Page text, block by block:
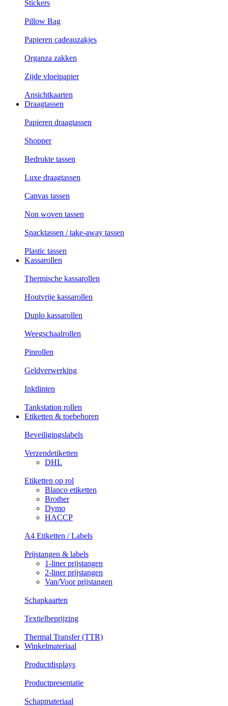
Stickers
Pillow Bag
Papieren cadeauzakjes
Organza zakken
Zijde vloeipapier
Ansichtkaarten
Draagtassen
Papieren draagtassen
Shopper
Bedrukte tassen
Luxe draagtassen
Canvas tassen
Non woven tassen
Snacktassen / take-away tassen
Plastic tassen
Kassarollen
Thermische kassarollen
Houtvrije kassarollen
Duplo kassarollen
Weegschaalrollen
Pinrollen
Geldverwerking
Inktlinten
Tankstation rollen
Etiketten & toebehoren
Beveiligingslabels
Verzendetiketten
DHL
Etiketten op rol
Blanco etiketten
Brother
Dymo
HACCP
A4 Etiketten / Labels
Prijstangen & labels
1-liner prijstangen
2-liner prijstangen
Van/Voor prijstangen
Schapkaarten
Textielbeprijzing
Thermal Transfer (TTR)
Winkelmateriaal
Productdisplays
Productpresentatie
Schapmateriaal